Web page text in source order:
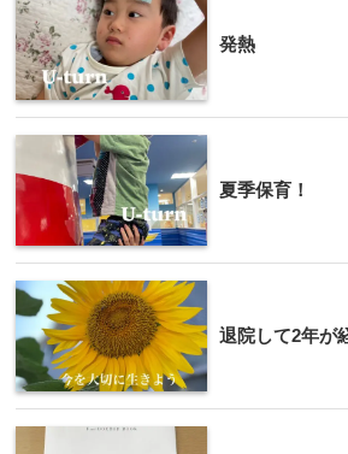
発熱
夏季保育！
退院して2年が